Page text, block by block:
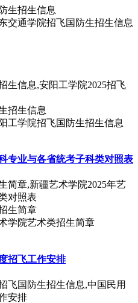
交通学院招飞国防生招生信息
生信息,安阳工学院2025招飞
工学院招飞国防生招生信息
专业与各省统考子科类对照表
简章,新疆艺术学院2025年艺
对照表
学院艺术类招生简章
招飞工作安排
飞国防生招生信息,中国民用
安排